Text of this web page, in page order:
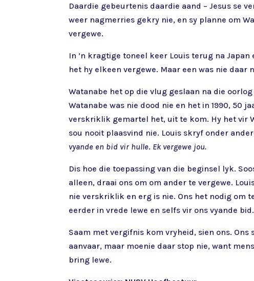
Daardie gebeurtenis daardie aand – Jesus se
weer nagmerries gekry nie, en sy planne om
vergewe.
In ’n kragtige toneel keer Louis terug na
het hy elkeen vergewe. Maar een was nie daar
Watanabe het op die vlug geslaan na die
Watanabe was nie dood nie en het in 1990, 50
verskriklik gemartel het, uit te kom. Hy het vir
sou nooit plaasvind nie. Louis skryf onder
vyande en bid vir hulle. Ek vergewe jou.
Dis hoe die toepassing van die beginsel lyk.
alleen, draai ons om om ander te vergewe.
nie verskriklik en erg is nie. Ons het nodig om
eerder in vrede lewe en selfs vir ons vyande bid.
Saam met vergifnis kom vryheid, sien ons.
aanvaar, maar moenie daar stop nie, want
bring lewe.